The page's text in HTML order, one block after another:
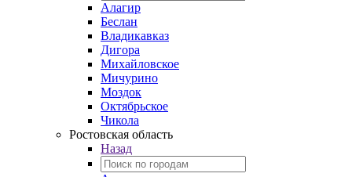
Алагир
Беслан
Владикавказ
Дигора
Михайловское
Мичурино
Моздок
Октябрьское
Чикола
Ростовская область
Назад